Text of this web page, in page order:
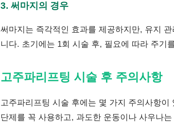
3. 써마지의 경우
써마지는 즉각적인 효과를 제공하지만, 유지
니다. 초기에는 1회 시술 후, 필요에 따라 주기
고주파리프팅 시술 후 주의사항
고주파리프팅 시술 후에는 몇 가지 주의사항
단제를 꼭 사용하고, 과도한 운동이나 사우나